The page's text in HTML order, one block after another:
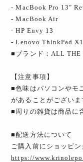
- MacBook Pro 13″
- MacBook Air
- HP Envy 13
- Lenovo ThinkPad
■ブランド：ALL THE
【注意事項】
■色味はパソコンやモ
があることがございま
■周りの雑貨は商品に
■配送方法について
ご購入前にショッピ
https://